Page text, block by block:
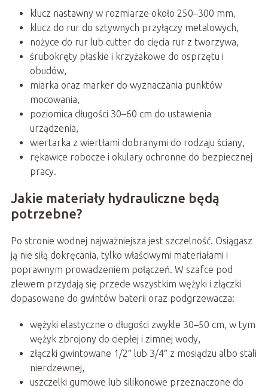
klucz nastawny w rozmiarze około 250–300 mm,
klucz do rur do sztywnych przyłączy metalowych,
nożyce do rur lub cutter do cięcia rur z tworzywa,
śrubokręty płaskie i krzyżakowe do osprzętu i
obudów,
miarka oraz marker do wyznaczania punktów
mocowania,
poziomica długości 30–60 cm do ustawienia
urządzenia,
wiertarka z wiertłami dobranymi do rodzaju ściany,
rękawice robocze i okulary ochronne do bezpiecznej
pracy.
Jakie materiały hydrauliczne będą
potrzebne?
Po stronie wodnej najważniejsza jest szczelność. Osiągasz
ją nie siłą dokręcania, tylko właściwymi materiałami i
poprawnym prowadzeniem połączeń. W szafce pod
zlewem przydają się przede wszystkim wężyki i złączki
dopasowane do gwintów baterii oraz podgrzewacza:
wężyki elastyczne o długości zwykle 30–50 cm, w tym
wężyk zbrojony do ciepłej i zimnej wody,
złączki gwintowane 1/2″ lub 3/4″ z mosiądzu albo stali
nierdzewnej,
uszczelki gumowe lub silikonowe przeznaczone do